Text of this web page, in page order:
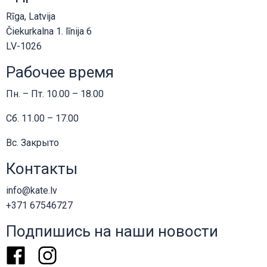
Черный или белый
Стандартные строительные материалы KATE.
Цвет пластика — белый или черный.
Цвет сетки — черный.
Rīga, Latvija
Čiekurkalna 1. līnija 6
LV-1026
Рабочее время
Пн. – Пт. 10.00 – 18.00
Сб. 11.00 – 17.00
Вс. Закрыто
Контакты
info@kate.lv
+371 67546727
Подпишись на наши новости
FacebookInstagram